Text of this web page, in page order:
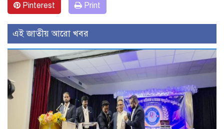
Pinterest Print
এই জাতীয় আরো খবর